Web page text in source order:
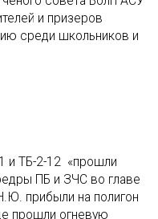
и призеров
среди школьников и
и ТБ-2-12 «прошли
ПБ и ЗЧС во главе
прибыли на полигон
прошли огневую